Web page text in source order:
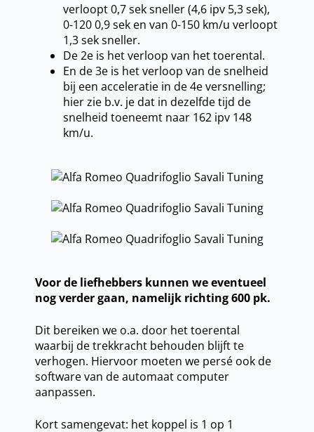
verloopt 0,7 sek sneller (4,6 ipv 5,3 sek),
0-120 0,9 sek en van 0-150 km/u verloopt
1,3 sek sneller.
De 2e is het verloop van het toerental.
En de 3e is het verloop van de snelheid
bij een acceleratie in de 4e versnelling;
hier zie b.v. je dat in dezelfde tijd de
snelheid toeneemt naar 162 ipv 148
km/u.
Voor de liefhebbers kunnen we eventueel
nog verder gaan, namelijk richting 600 pk.
Dit bereiken we o.a. door het toerental
waarbij de trekkracht behouden blijft te
verhogen. Hiervoor moeten we persé ook de
software van de automaat computer
aanpassen.
Kort samengevat: het koppel is 1 op 1